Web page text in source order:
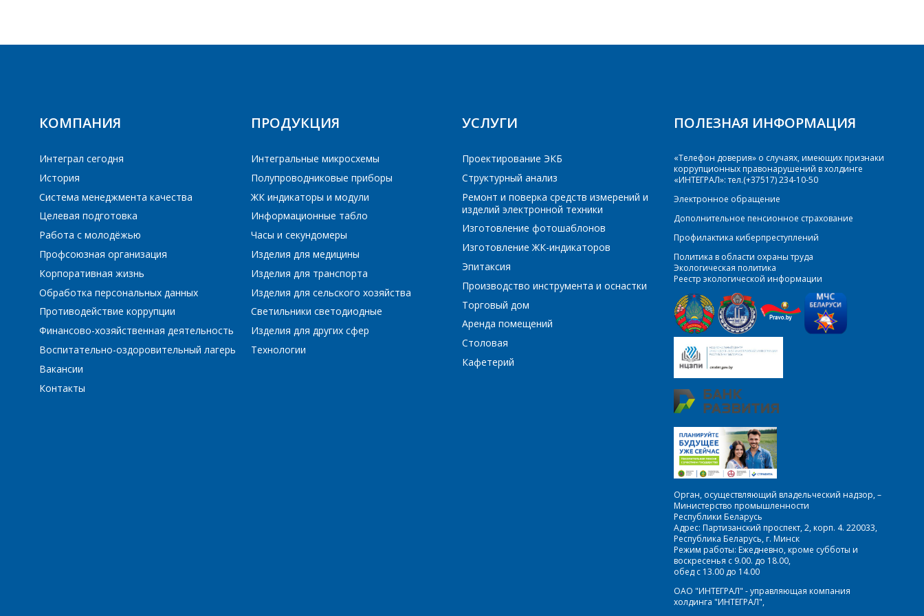
ПОИСК
ПЕРЕЙТИ В КОРЗИНУ ПРОДОЛЖИТЬ ПОКУПКИ
ПЕРЕЙТИ В КОРЗИНУ ПРОДОЛЖИТЬ ПОКУПКИ
КОМПАНИЯ
Интеграл сегодня
История
Система менеджмента качества
Целевая подготовка
Работа с молодёжью
Профсоюзная организация
Корпоративная жизнь
Обработка персональных данных
Противодействие коррупции
Финансово-хозяйственная деятельность
Воспитательно-оздоровительный лагерь
Вакансии
Контакты
ПРОДУКЦИЯ
Интегральные микросхемы
Полупроводниковые приборы
ЖК индикаторы и модули
Информационные табло
Часы и секундомеры
Изделия для медицины
Изделия для транспорта
Изделия для сельского хозяйства
Светильники светодиодные
Изделия для других сфер
Технологии
УСЛУГИ
Проектирование ЭКБ
Структурный анализ
Ремонт и поверка средств измерений и
изделий электронной техники
Изготовление фотошаблонов
Изготовление ЖК-индикаторов
Эпитаксия
Производство инструмента и оснастки
Торговый дом
Аренда помещений
Столовая
Кафетерий
ПОЛЕЗНАЯ ИНФОРМАЦИЯ
«Телефон доверия» о случаях, имеющих признаки
коррупционных правонарушений в холдинге
«ИНТЕГРАЛ»: тел.(+37517) 234-10-50
Электронное обращение
Дополнительное пенсионное страхование
Профилактика киберпреступлений
Политика в области охраны труда
Экологическая политика
Реестр экологической информации
Орган, осуществляющий владельческий надзор, –
Министерство промышленности
Республики Беларусь
Адрес: Партизанский проспект, 2, корп. 4. 220033,
Республика Беларусь, г. Минск
Режим работы: Ежедневно, кроме субботы и
воскресенья с 9.00. до 18.00,
обед с 13.00 до 14.00
ОАО "ИНТЕГРАЛ" - управляющая компания
холдинга "ИНТЕГРАЛ",
Телефон*
E-mail*
Интересующий товар/услуга, их количество*
Ваше имя*
Интересующий товар/услуга
Сообщение*